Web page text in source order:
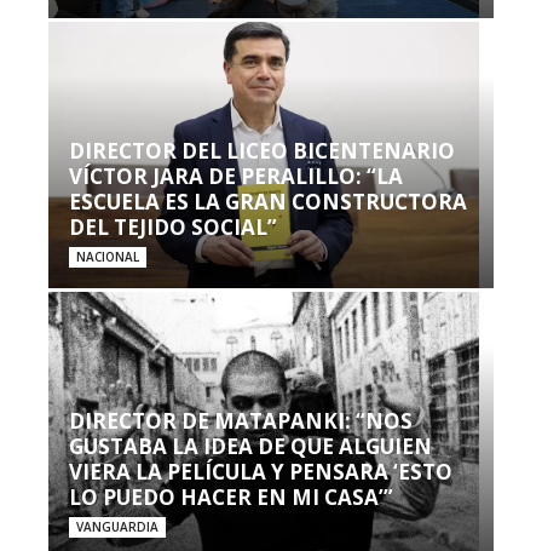
DIRECTOR DEL LICEO BICENTENARIO
VÍCTOR JARA DE PERALILLO: “LA
ESCUELA ES LA GRAN CONSTRUCTORA
DEL TEJIDO SOCIAL”
NACIONAL
DIRECTOR DE MATAPANKI: “NOS
GUSTABA LA IDEA DE QUE ALGUIEN
VIERA LA PELÍCULA Y PENSARA ‘ESTO
LO PUEDO HACER EN MI CASA’”
VANGUARDIA